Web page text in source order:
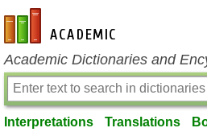
en-academic.com
Academic Dictionaries and
Interpretations Translations